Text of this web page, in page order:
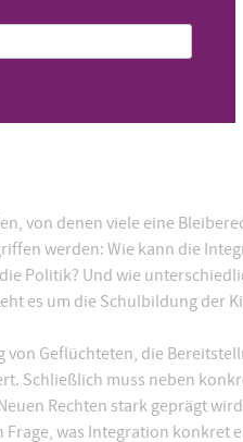
von denen viele eine
werden: Wie kann die
Politik? Und wie
es um die Schulbildung der
Geflüchteten, die
Schließlich muss neben
Rechten stark geprägt
was Integration konkret